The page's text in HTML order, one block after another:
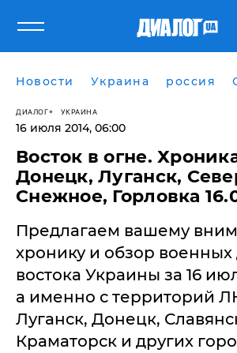
Новости Украина россия
ДИАЛОГ УКРАИНА
16 июля 2014, 06:00
Восток в огне.
Донецк, Луганск,
Снежное, Горловка
Предлагаем вашему
хронику и обзор военных
востока Украины за 16
а именно с территорий
Луганск, Донецк,
Краматорск и других